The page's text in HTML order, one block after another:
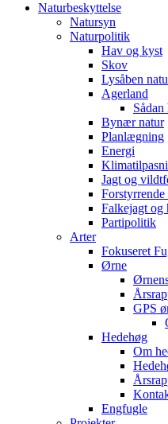
Naturbeskyttelse
Natursyn
Naturpolitik
Hav og kyst
Skov
Lysåben
Agerland
Bynær natur
Planlægning
Energi
Jagt og
Falkejagt og
Partipolitik
Arter
Fokuseret
Ørne
GPS
Hedehøg
Om
Engfugle